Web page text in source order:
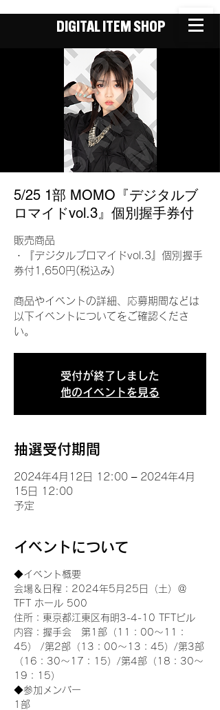
DIGITAL ITEM SHOP
5/25 1部 MOMO『デジタルブ
ロマイドvol.3』個別握手券付
販売商品
・『デジタルブロマイドvol.3』個別握手
券付1,650円(税込み)
商品やイベントの詳細、応募期間などは
以下イベントについてをご確認くださ
い。
受付が終了しました
他のイベントを見る
抽選受付期間
2024年4月12日 12:00 – 2024年4月
15日 12:00
予定
イベントについて
◆イベント概要
会場＆日程：2024年5月25日（土）＠
TFT ホール 500
住所：東京都江東区有明3-4-10 TFTビル
内容：握手会　第1部（11：00～11：
45） /第2部（13：00～13：45）/第3部
（16：30～17：15）/第4部（18：30～
19：15）
◆参加メンバー
1部